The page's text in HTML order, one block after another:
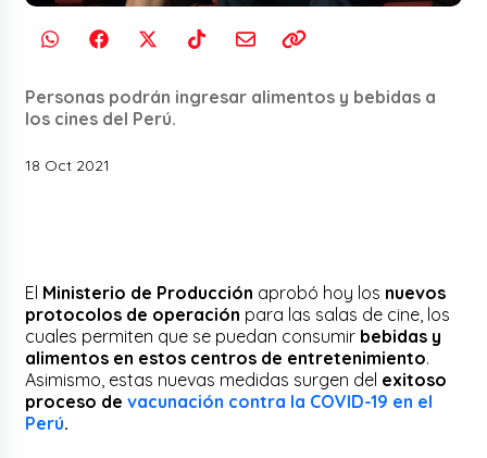
Personas podrán ingresar alimentos y bebidas a
los cines del Perú.
18 Oct 2021
El Ministerio de Producción aprobó hoy los nuevos
protocolos de operación para las salas de cine, los
cuales permiten que se puedan consumir bebidas y
alimentos en estos centros de entretenimiento.
Asimismo, estas nuevas medidas surgen del exitoso
proceso devacunación contra la COVID-19 en el
Perú.